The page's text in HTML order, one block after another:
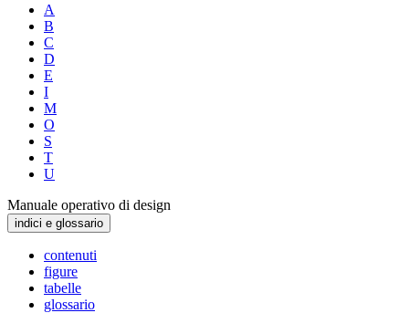
A
B
C
D
E
I
M
O
S
T
U
Manuale operativo di design
indici e glossario
contenuti
figure
tabelle
glossario